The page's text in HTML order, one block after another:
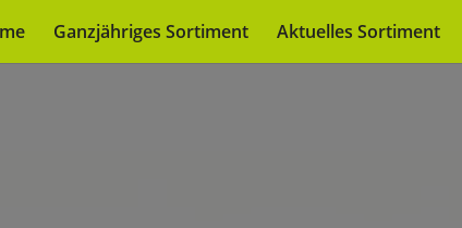
Ganzjähriges Sortiment Aktuelles Sortiment